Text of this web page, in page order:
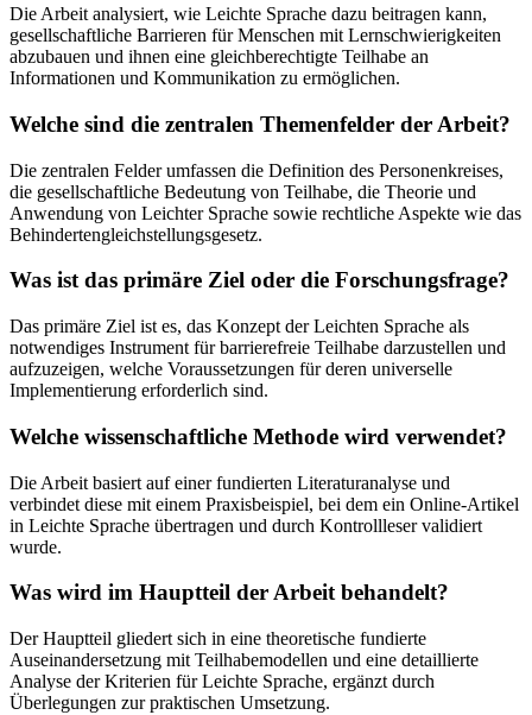
Die Arbeit analysiert, wie Leichte Sprache dazu beitragen kann,
gesellschaftliche Barrieren für Menschen mit Lernschwierigkeiten
abzubauen und ihnen eine gleichberechtigte Teilhabe an
Informationen und Kommunikation zu ermöglichen.
Welche sind die zentralen Themenfelder der Arbeit?
Die zentralen Felder umfassen die Definition des Personenkreises,
die gesellschaftliche Bedeutung von Teilhabe, die Theorie und
Anwendung von Leichter Sprache sowie rechtliche Aspekte wie das
Behindertengleichstellungsgesetz.
Was ist das primäre Ziel oder die Forschungsfrage?
Das primäre Ziel ist es, das Konzept der Leichten Sprache als
notwendiges Instrument für barrierefreie Teilhabe darzustellen und
aufzuzeigen, welche Voraussetzungen für deren universelle
Implementierung erforderlich sind.
Welche wissenschaftliche Methode wird verwendet?
Die Arbeit basiert auf einer fundierten Literaturanalyse und
verbindet diese mit einem Praxisbeispiel, bei dem ein Online-Artikel
in Leichte Sprache übertragen und durch Kontrollleser validiert
wurde.
Was wird im Hauptteil der Arbeit behandelt?
Der Hauptteil gliedert sich in eine theoretische fundierte
Auseinandersetzung mit Teilhabemodellen und eine detaillierte
Analyse der Kriterien für Leichte Sprache, ergänzt durch
Überlegungen zur praktischen Umsetzung.